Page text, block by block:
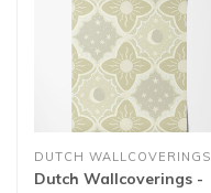
DUTCH WALLCOVERINGS
Dutch Wallcoverings -